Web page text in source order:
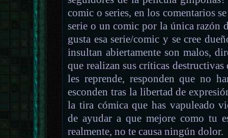
comic o series, en los comentarios
serie o un comic por la única razón
gusta esa serie/comic y se cree
insultan abiertamente son malos,
que realizan sus críticas
les reprende, responden que no
esconden tras la libertad de
la tira cómica que has vapuleado
de ayudar a que mejore como tu
realmente, no te causa ningún dolor.